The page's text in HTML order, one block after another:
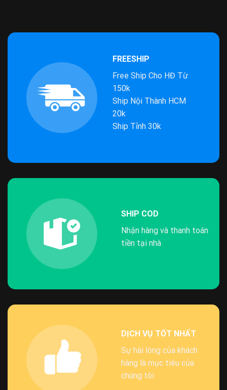
FREESHIP
Free Ship Cho HĐ Từ
150k
Ship Nội Thành HCM
20k
Ship Tỉnh 30k
SHIP COD
Nhận hàng và thanh toán
tiền tại nhà
DỊCH VỤ TỐT NHẤT
Sự hài lòng của khách
hàng là mục tiêu của
chúng tôi